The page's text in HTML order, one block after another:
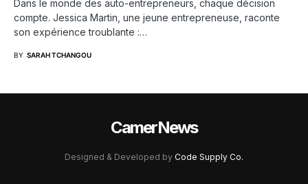
Dans le monde des auto-entrepreneurs, chaque décision
compte. Jessica Martin, une jeune entrepreneuse, raconte
son expérience troublante :…
BY SARAH TCHANGOU
CamerNews
Designed & Developed by Code Supply Co.